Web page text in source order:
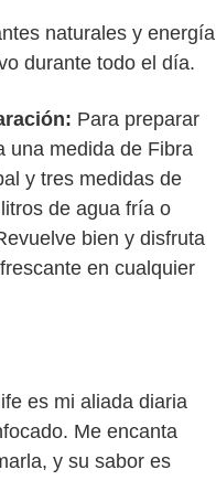
naturales y energía
durante todo el día.
Para preparar
una medida de Fibra
y tres medidas de
de agua fría o
bien y disfruta
en cualquier
es mi aliada diaria
Me encanta
y su sabor es